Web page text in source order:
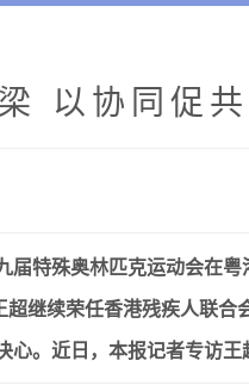
以协同促
届特殊奥林匹克运动会在
继续荣任香港残疾人联
。近日，本报记者专访